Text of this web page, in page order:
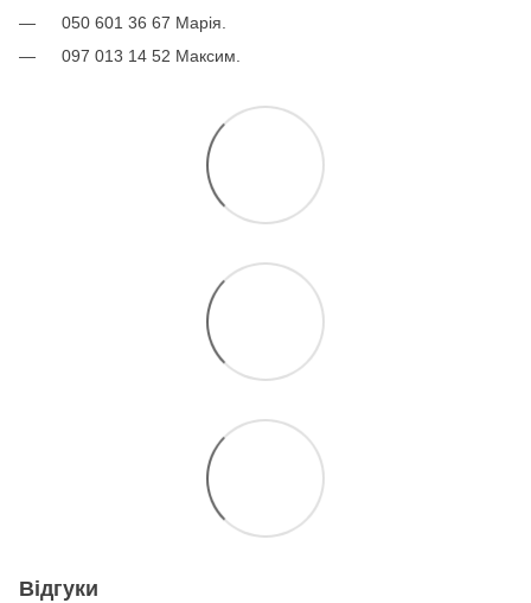
050 601 36 67 Марія.
097 013 14 52 Максим.
Відгуки